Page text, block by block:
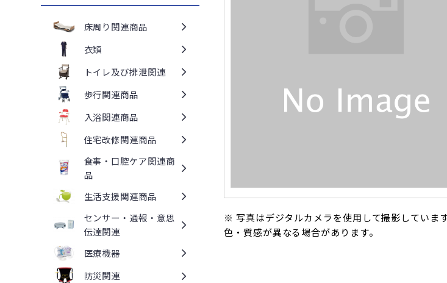
※ 写真はデジタルカメラを使用して撮影していま
色・質感が異なる場合があります。
床周り関連商品
衣類
トイレ及び排泄関連
歩行関連商品
入浴関連商品
住宅改修関連商品
食事・口腔ケア関連商
品
生活支援関連商品
センサー・通報・意思
伝達関連
医療機器
防災関連